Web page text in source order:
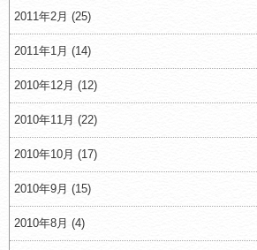
2011年2月 (25)
2011年1月 (14)
2010年12月 (12)
2010年11月 (22)
2010年10月 (17)
2010年9月 (15)
2010年8月 (4)